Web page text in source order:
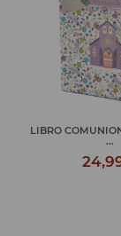
LIBRO
...